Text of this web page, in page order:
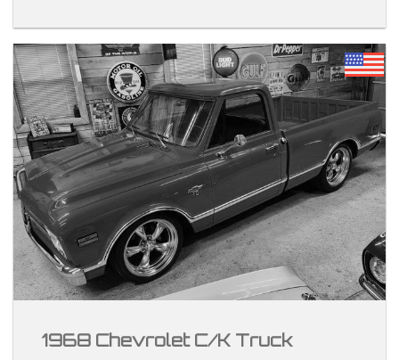
1968 Chevrolet C/K Truck